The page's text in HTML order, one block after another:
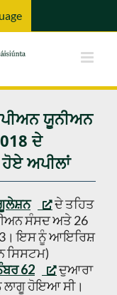
ਯੂਨੀਅਨ
ਦੇ
ਅਪੀਲਾਂ
ਦੇ ਤਹਿਤ
ਸੰਸਦ ਅਤੇ 26
ਇਸ ਨੂੰ ਆਇਰਿਸ਼
ਸਿਸਟਮ)
62
ਦੁਆਰਾ
ਲਾਗੂ ਹੋਇਆ ਸੀ।